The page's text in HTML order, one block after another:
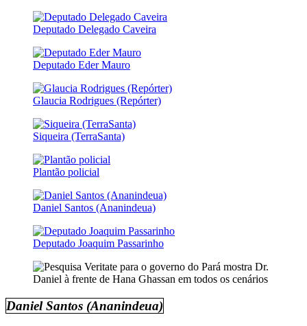
Deputado Delegado Caveira
Deputado Eder Mauro
Glaucia Rodrigues (Repórter)
Siqueira (TerraSanta)
Plantão policial
Daniel Santos (Ananindeua)
Deputado Joaquim Passarinho
Daniel Santos (Ananindeua)